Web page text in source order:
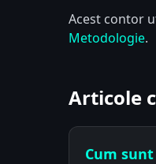
Acest contor
Metodologie.
Articole
Cum